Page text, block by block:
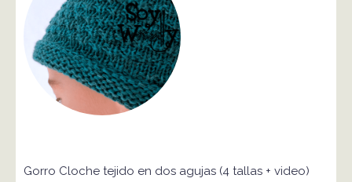
Gorro Cloche tejido en dos agujas (4 tallas + video)